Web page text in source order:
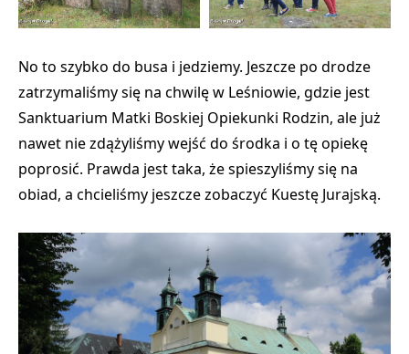
No to szybko do busa i jedziemy. Jeszcze po drodze
zatrzymaliśmy się na chwilę w Leśniowie, gdzie jest
Sanktuarium Matki Boskiej Opiekunki Rodzin, ale już
nawet nie zdążyliśmy wejść do środka i o tę opiekę
poprosić. Prawda jest taka, że spieszyliśmy się na
obiad, a chcieliśmy jeszcze zobaczyć Kuestę Jurajską.